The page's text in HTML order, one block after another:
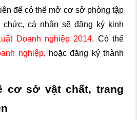
để có thể mở cơ sở phòng tập
chức, cá nhân sẽ đăng ký kinh
Doanh nghiệp 2014. Có thể
nghiệp, hoặc đăng ký thành
cơ sở vật chất, trang